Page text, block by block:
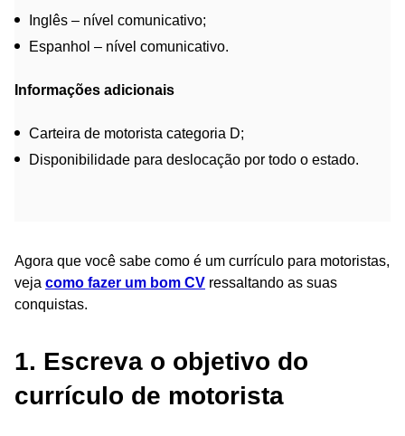
Inglês – nível comunicativo;
Espanhol – nível comunicativo.
Informações adicionais
Carteira de motorista categoria D;
Disponibilidade para deslocação por todo o estado.
Agora que você sabe como é um currículo para motoristas,
veja como fazer um bom CV ressaltando as suas
conquistas.
1. Escreva o objetivo do
currículo de motorista